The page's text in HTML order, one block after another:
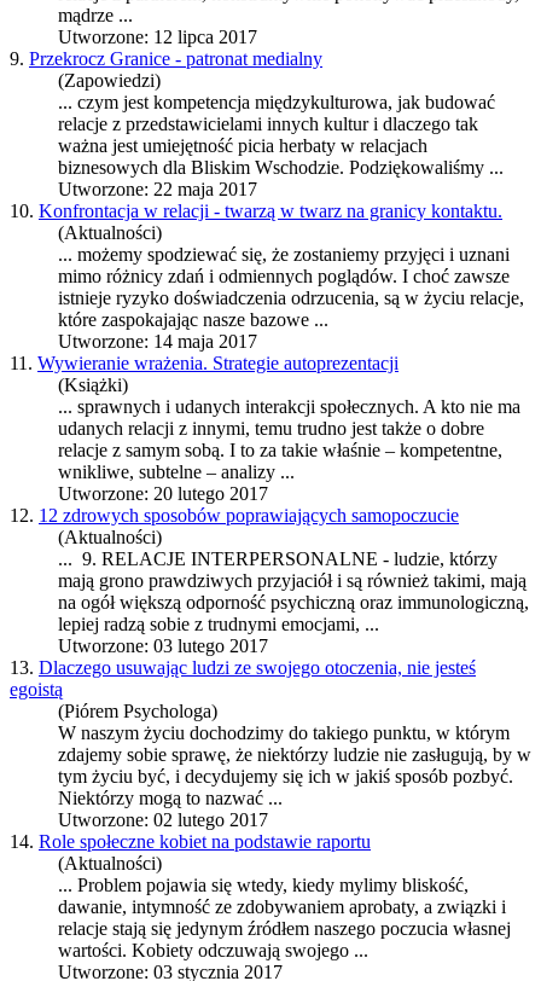
mądrze ...
Utworzone: 12 lipca 2017
9. Przekrocz Granice - patronat medialny
(Zapowiedzi)
... czym jest kompetencja międzykulturowa, jak budować
relacje z przedstawicielami innych kultur i dlaczego tak
ważna jest umiejętność picia herbaty w relacjach
biznesowych dla Bliskim Wschodzie. Podziękowaliśmy ...
Utworzone: 22 maja 2017
10. Konfrontacja w relacji - twarzą w twarz na granicy kontaktu.
(Aktualności)
... możemy spodziewać się, że zostaniemy przyjęci i uznani
mimo różnicy zdań i odmiennych poglądów. I choć zawsze
istnieje ryzyko doświadczenia odrzucenia, są w życiu relacje,
które zaspokajając nasze bazowe ...
Utworzone: 14 maja 2017
11. Wywieranie wrażenia. Strategie autoprezentacji
(Książki)
... sprawnych i udanych interakcji społecznych. A kto nie ma
udanych relacji z innymi, temu trudno jest także o dobre
relacje z samym sobą. I to za takie właśnie – kompetentne,
wnikliwe, subtelne – analizy ...
Utworzone: 20 lutego 2017
12. 12 zdrowych sposobów poprawiających samopoczucie
(Aktualności)
... 9. RELACJE INTERPERSONALNE - ludzie, którzy
mają grono prawdziwych przyjaciół i są również takimi, mają
na ogół większą odporność psychiczną oraz immunologiczną,
lepiej radzą sobie z trudnymi emocjami, ...
Utworzone: 03 lutego 2017
13. Dlaczego usuwając ludzi ze swojego otoczenia, nie jesteś
egoistą
(Piórem Psychologa)
W naszym życiu dochodzimy do takiego punktu, w którym
zdajemy sobie sprawę, że niektórzy ludzie nie zasługują, by w
tym życiu być, i decydujemy się ich w jakiś sposób pozbyć.
Niektórzy mogą to nazwać ...
Utworzone: 02 lutego 2017
14. Role społeczne kobiet na podstawie raportu
(Aktualności)
... Problem pojawia się wtedy, kiedy mylimy bliskość,
dawanie, intymność ze zdobywaniem aprobaty, a związki i
relacje stają się jedynym źródłem naszego poczucia własnej
wartości. Kobiety odczuwają swojego ...
Utworzone: 03 stycznia 2017